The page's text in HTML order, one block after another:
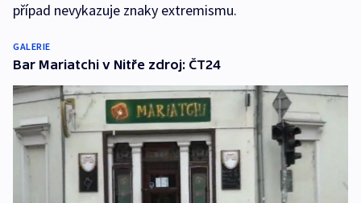
případ nevykazuje znaky extremismu.
GALERIE
Bar Mariatchi v Nitře zdroj: ČT24